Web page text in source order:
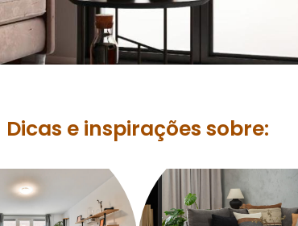
Dicas e inspirações sobre: